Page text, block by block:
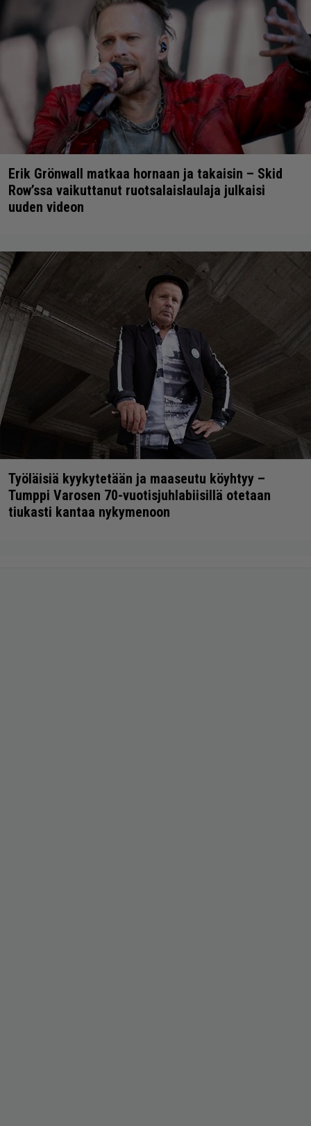
Erik Grönwall matkaa hornaan ja takaisin – Skid
Row’ssa vaikuttanut ruotsalaislaulaja julkaisi
uuden videon
Työläisiä kyykytetään ja maaseutu köyhtyy –
Tumppi Varosen 70-vuotisjuhlabiisillä otetaan
tiukasti kantaa nykymenoon